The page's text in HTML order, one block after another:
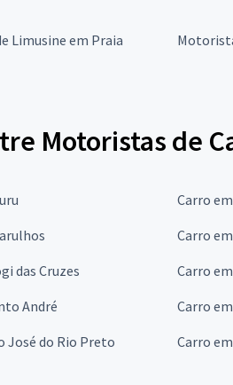
Limusine em Praia
Motoristas de
Carro
Carro
das Cruzes
Carro
André
Carro
José do Rio Preto
Carro